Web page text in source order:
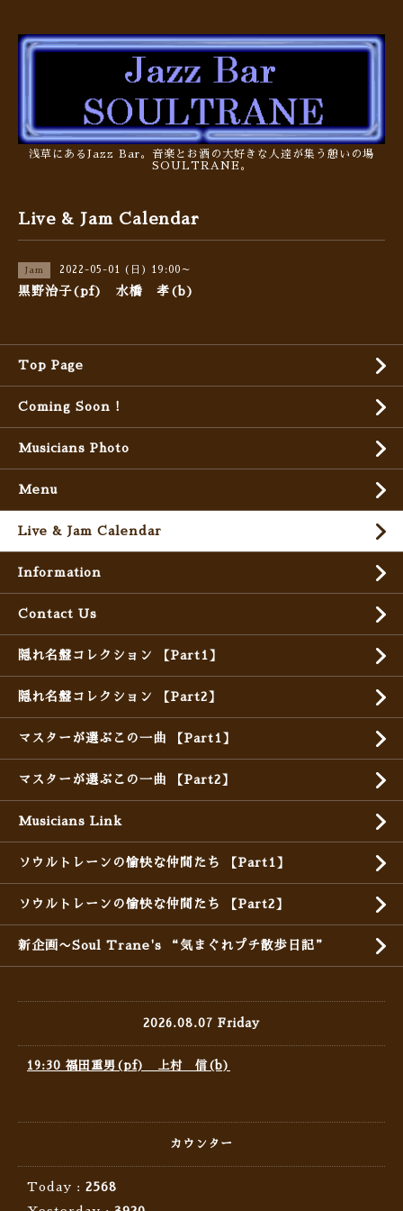
浅草にあるJazz Bar。音楽とお酒の大好きな人達が集う憩いの場
SOULTRANE。
Live & Jam Calendar
Jam 2022-05-01 (日) 19:00～
黒野治子(pf) 水橋 孝(b)
Top Page
Coming Soon !
Musicians Photo
Menu
Live & Jam Calendar
Information
Contact Us
隠れ名盤コレクション 【Part1】
隠れ名盤コレクション 【Part2】
マスターが選ぶこの一曲 【Part1】
マスターが選ぶこの一曲 【Part2】
Musicians Link
ソウルトレーンの愉快な仲間たち 【Part1】
ソウルトレーンの愉快な仲間たち 【Part2】
新企画〜Soul Trane's “気まぐれプチ散歩日記”
2026.08.07 Friday
19:30 福田重男(pf) 上村 信(b)
カウンター
Today : 2568